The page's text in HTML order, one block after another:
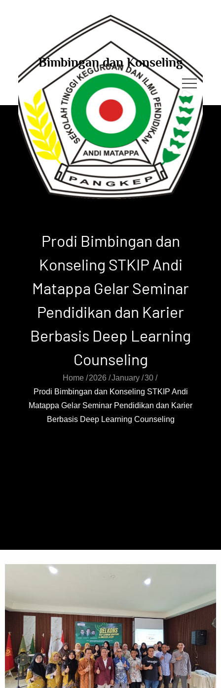
Bimbingan dan Konseling
Prodi Bimbingan dan
Konseling STKIP Andi
Matappa Gelar Seminar
Pendidikan dan Karier
Berbasis Deep Learning
Counseling
Home 2026 January 30
Prodi Bimbingan dan Konseling STKIP Andi
Matappa Gelar Seminar Pendidikan dan Karier
Berbasis Deep Learning Counseling